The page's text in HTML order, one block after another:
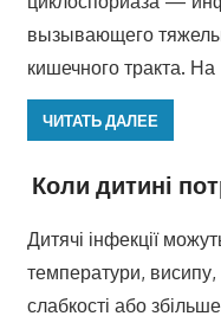
вызывающего
кишечного тракта. На
ЧИТАТЬ ДАЛЕЕ
Коли дитині
Дитячі інфекції
температури,
слабкості або